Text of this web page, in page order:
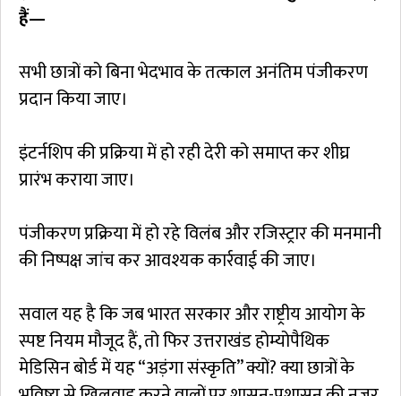
हैं—
सभी छात्रों को बिना भेदभाव के तत्काल अनंतिम पंजीकरण
प्रदान किया जाए।
इंटर्नशिप की प्रक्रिया में हो रही देरी को समाप्त कर शीघ्र
प्रारंभ कराया जाए।
पंजीकरण प्रक्रिया में हो रहे विलंब और रजिस्ट्रार की मनमानी
की निष्पक्ष जांच कर आवश्यक कार्रवाई की जाए।
सवाल यह है कि जब भारत सरकार और राष्ट्रीय आयोग के
स्पष्ट नियम मौजूद हैं, तो फिर उत्तराखंड होम्योपैथिक
मेडिसिन बोर्ड में यह “अड़ंगा संस्कृति” क्यों? क्या छात्रों के